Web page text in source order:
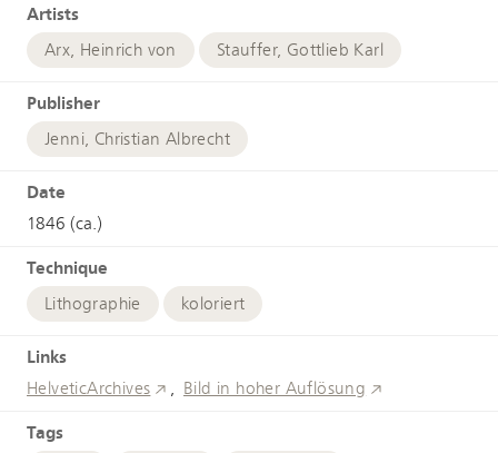
Artists
Arx, Heinrich von Stauffer, Gottlieb Karl
Publisher
Jenni, Christian Albrecht
Date
1846 (ca.)
Technique
Lithographie koloriert
Links
HelveticArchives Bild in hoher Auflösung
Tags